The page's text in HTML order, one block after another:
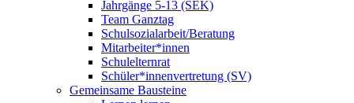
Jahrgänge 5-13 (SEK)
Team Ganztag
Schulsozialarbeit/Beratung
Mitarbeiter*innen
Schulelternrat
Schüler*innenvertretung (SV)
Gemeinsame Bausteine